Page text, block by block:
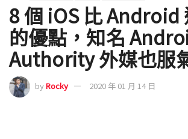
8 個 iOS 比 Android
的優點，知名
Authority 外媒也服
byRocky 2020 年 01 月 14 日